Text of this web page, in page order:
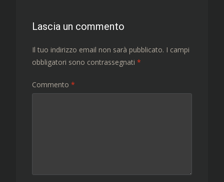
Lascia un commento
Il tuo indirizzo email non sarà pubblicato. I campi
obbligatori sono contrassegnati *
Commento *